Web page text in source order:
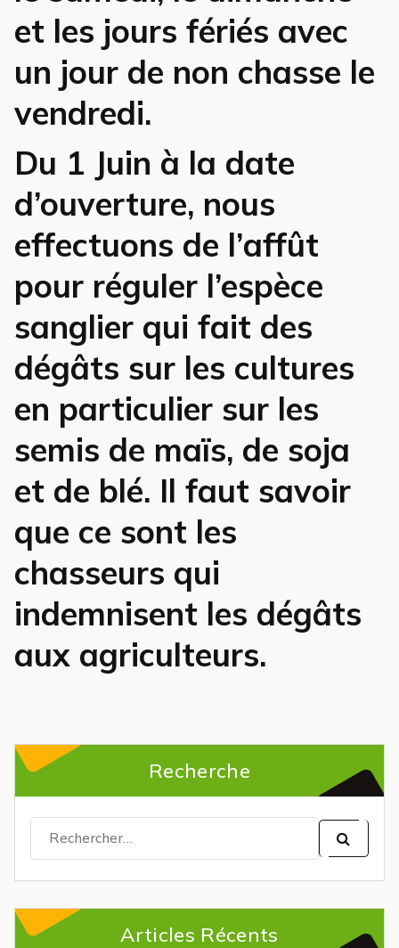
et les jours fériés avec
un jour de non chasse le
vendredi.
Du 1 Juin à la date
d’ouverture, nous
effectuons de l’affût
pour réguler l’espèce
sanglier qui fait des
dégâts sur les cultures
en particulier sur les
semis de maïs, de soja
et de blé. Il faut savoir
que ce sont les
chasseurs qui
indemnisent les dégâts
aux agriculteurs.
Recherche
Recherche
pour :
Articles Récents